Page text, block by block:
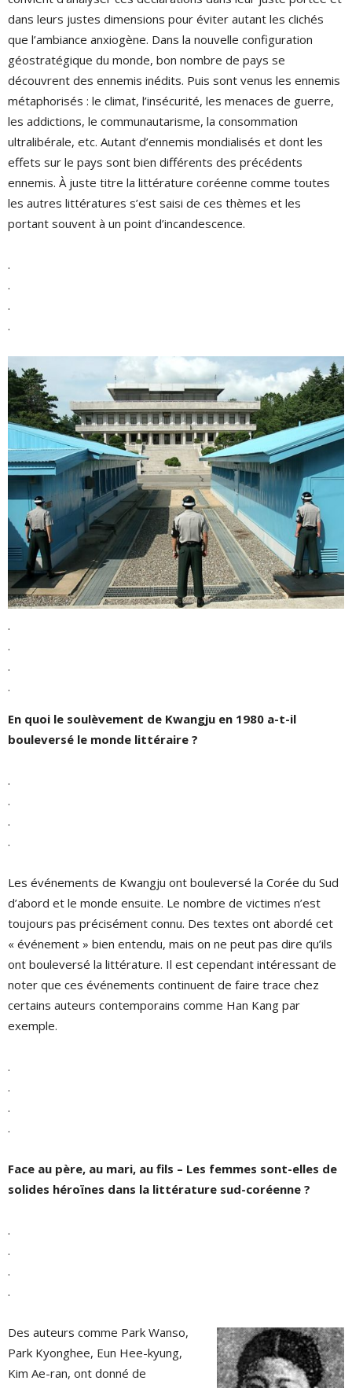
dans leurs justes dimensions pour éviter autant les clichés
que l’ambiance anxiogène. Dans la nouvelle configuration
géostratégique du monde, bon nombre de pays se
découvrent des ennemis inédits. Puis sont venus les ennemis
métaphorisés : le climat, l’insécurité, les menaces de guerre,
les addictions, le communautarisme, la consommation
ultralibérale, etc. Autant d’ennemis mondialisés et dont les
effets sur le pays sont bien différents des précédents
ennemis. À juste titre la littérature coréenne comme toutes
les autres littératures s’est saisi de ces thèmes et les
portant souvent à un point d’incandescence.
.
.
.
.
.
.
.
.
En quoi le soulèvement de Kwangju en 1980 a-t-il
bouleversé le monde littéraire ?
.
.
.
.
Les événements de Kwangju ont bouleversé la Corée du Sud
d’abord et le monde ensuite. Le nombre de victimes n’est
toujours pas précisément connu. Des textes ont abordé cet
« événement » bien entendu, mais on ne peut pas dire qu’ils
ont bouleversé la littérature. Il est cependant intéressant de
noter que ces événements continuent de faire trace chez
certains auteurs contemporains comme Han Kang par
exemple.
.
.
.
.
Face au père, au mari, au fils – Les femmes sont-elles de
solides héroïnes dans la littérature sud-coréenne ?
.
.
.
.
Des auteurs comme Park Wanso,
Park Kyonghee, Eun Hee-kyung,
Kim Ae-ran, ont donné de